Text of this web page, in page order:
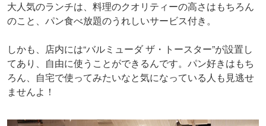
大人気のランチは、料理のクオリティーの高さはもちろん
のこと、パン食べ放題のうれしいサービス付き。
しかも、店内には“バルミューダ ザ・トースター”が設置し
てあり、自由に使うことができるんです。パン好きはもち
ろん、自宅で使ってみたいなと気になっている人も見逃せ
ませんよ！